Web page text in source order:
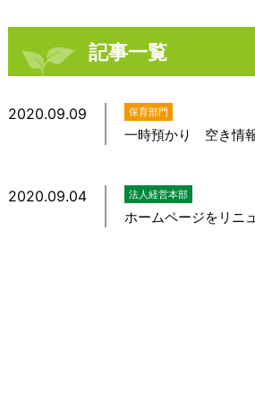
記事一覧
2020.09.09 保育部門
一時預かり 空き情
2020.09.04 法人経営本部
ホームページをリニ